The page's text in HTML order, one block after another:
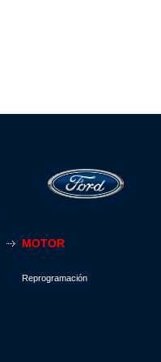
MOTOR
Reprogramación